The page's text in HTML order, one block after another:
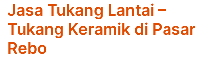
Jasa Tukang Lantai –
Tukang Keramik di Pasar
Rebo